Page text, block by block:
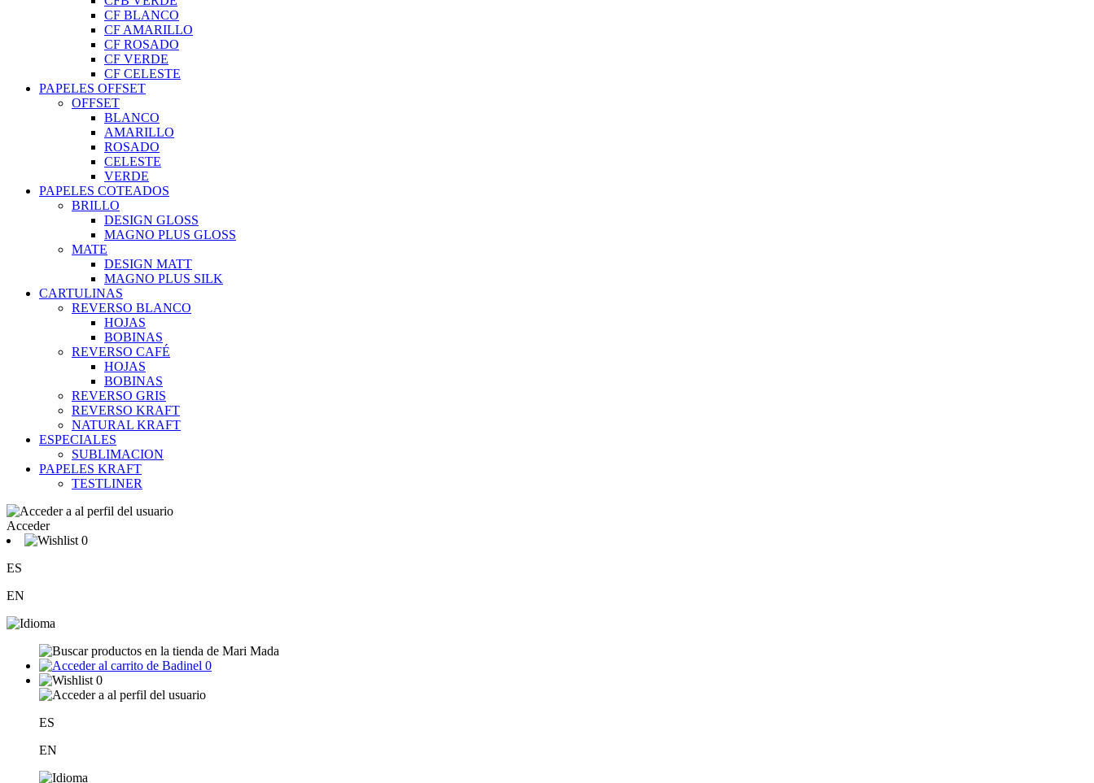
CF BLANCO
CF AMARILLO
CF ROSADO
CF VERDE
CF CELESTE
PAPELES OFFSET
OFFSET
BLANCO
AMARILLO
ROSADO
CELESTE
VERDE
PAPELES COTEADOS
BRILLO
DESIGN GLOSS
MAGNO PLUS GLOSS
MATE
DESIGN MATT
MAGNO PLUS SILK
CARTULINAS
REVERSO BLANCO
HOJAS
BOBINAS
REVERSO CAFÉ
HOJAS
BOBINAS
REVERSO GRIS
REVERSO KRAFT
NATURAL KRAFT
ESPECIALES
SUBLIMACION
PAPELES KRAFT
TESTLINER
Acceder
0
ES
EN
0
0
ES
EN